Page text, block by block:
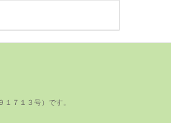
７１３号）です。